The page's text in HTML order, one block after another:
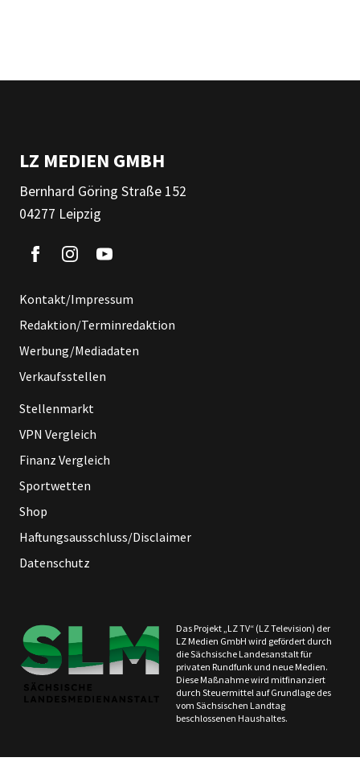
LZ MEDIEN GMBH
Bernhard Göring Straße 152
04277 Leipzig
Kontakt/Impressum
Redaktion/Terminredaktion
Werbung/Mediadaten
Verkaufsstellen
Stellenmarkt
VPN Vergleich
Finanz Vergleich
Sportwetten
Shop
Haftungsausschluss/Disclaimer
Datenschutz
Das Projekt „LZ TV“ (LZ Television) der
LZ Medien GmbH wird gefördert durch
die Sächsische Landesanstalt für
privaten Rundfunk und neue Medien.
Diese Maßnahme wird mitfinanziert
durch Steuermittel auf Grundlage des
vom Sächsischen Landtag
beschlossenen Haushaltes.